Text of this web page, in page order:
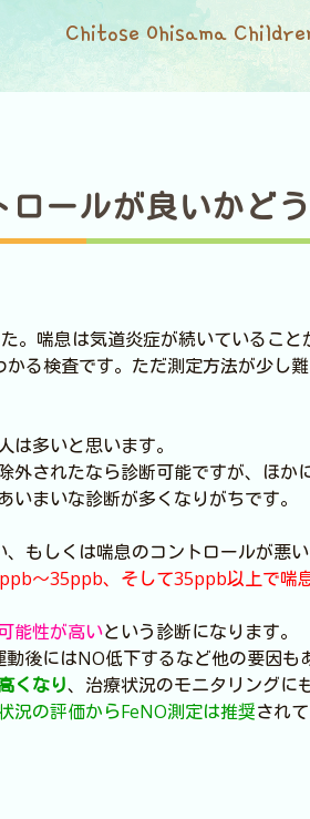
Chitose Ohisama
ールが良いかど
。喘息は気道炎症が続いていること
る検査です。ただ測定方法が少し
多いと思います。
外されたなら診断可能ですが、ほか
まいな診断が多くなりがちです。
もしくは喘息のコントロールが悪い
～35ppb、そして35ppb以上で喘
能性が高いという診断になります。
後にはNO低下するなど他の要因も
くなり、治療状況のモニタリングに
況の評価からFeNO測定は推奨され